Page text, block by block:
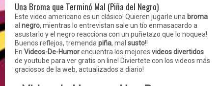
Una Broma que Terminó Mal (Piña del Negro)
Este video americano es un clásico! Quieren jugarle una broma
al negro, mientras lo entrevistan sale un tío enmasacardo a
asustarlo y el negro reacciona con un puñetazo que lo noquea!
Buenos reflejos, tremenda piña, mal susto!!
En Videos-De-Humorencuentra los mejores videos divertidos
de youtube para ver gratis on line! Diviertete con los videos más
graciosos de la web, actualizados a diario!